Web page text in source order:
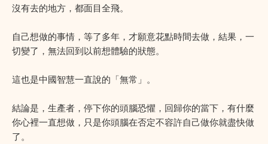
沒有去的地方，都面目全飛。
自己想做的事情，等了多年，才願意花點時間去做，結果，一
切變了，無法回到以前想體驗的狀態。
這也是中國智慧一直說的「無常」。
結論是，生產者，停下你的頭腦恐懼，回歸你的當下，有什麼
你心裡一直想做，只是你頭腦在否定不容許自己做你就盡快做
了。